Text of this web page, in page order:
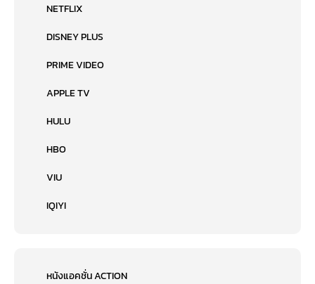
NETFLIX
DISNEY PLUS
PRIME VIDEO
APPLE TV
HULU
HBO
VIU
IQIYI
หนังแอคชั่น ACTION